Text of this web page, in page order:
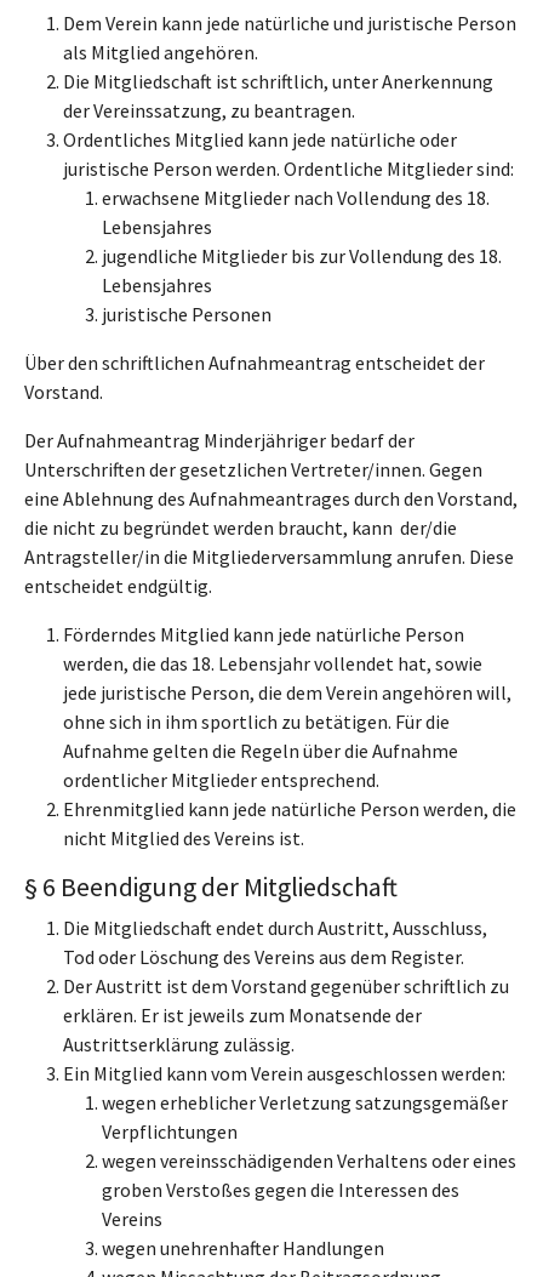
Dem Verein kann jede natürliche und juristische Person
als Mitglied angehören.
Die Mitgliedschaft ist schriftlich, unter Anerkennung
der Vereinssatzung, zu beantragen.
Ordentliches Mitglied kann jede natürliche oder
juristische Person werden. Ordentliche Mitglieder sind:
erwachsene Mitglieder nach Vollendung des 18.
Lebensjahres
jugendliche Mitglieder bis zur Vollendung des 18.
Lebensjahres
juristische Personen
Über den schriftlichen Aufnahmeantrag entscheidet der
Vorstand.
Der Aufnahmeantrag Minderjähriger bedarf der
Unterschriften der gesetzlichen Vertreter/innen. Gegen
eine Ablehnung des Aufnahmeantrages durch den Vorstand,
die nicht zu begründet werden braucht, kann der/die
Antragsteller/in die Mitgliederversammlung anrufen. Diese
entscheidet endgültig.
Förderndes Mitglied kann jede natürliche Person
werden, die das 18. Lebensjahr vollendet hat, sowie
jede juristische Person, die dem Verein angehören will,
ohne sich in ihm sportlich zu betätigen. Für die
Aufnahme gelten die Regeln über die Aufnahme
ordentlicher Mitglieder entsprechend.
Ehrenmitglied kann jede natürliche Person werden, die
nicht Mitglied des Vereins ist.
§ 6 Beendigung der Mitgliedschaft
Die Mitgliedschaft endet durch Austritt, Ausschluss,
Tod oder Löschung des Vereins aus dem Register.
Der Austritt ist dem Vorstand gegenüber schriftlich zu
erklären. Er ist jeweils zum Monatsende der
Austrittserklärung zulässig.
Ein Mitglied kann vom Verein ausgeschlossen werden:
wegen erheblicher Verletzung satzungsgemäßer
Verpflichtungen
wegen vereinsschädigenden Verhaltens oder eines
groben Verstoßes gegen die Interessen des
Vereins
wegen unehrenhafter Handlungen